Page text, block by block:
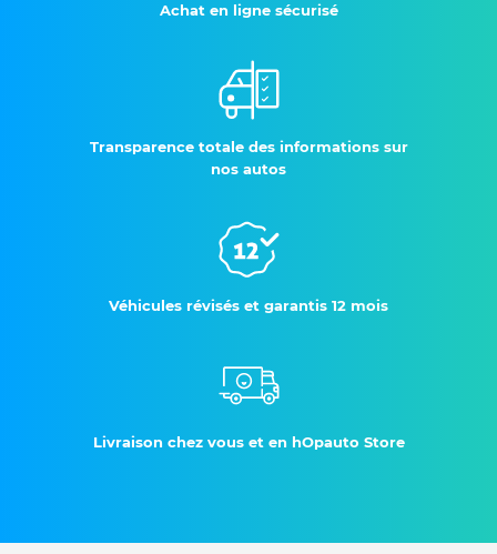
Achat en ligne sécurisé
Transparence totale des informations sur
nos autos
Véhicules révisés et garantis 12 mois
Livraison chez vous et en hOpauto Store